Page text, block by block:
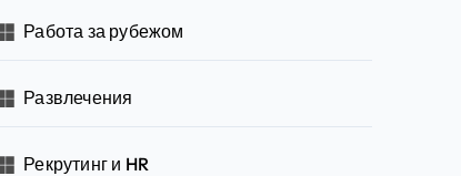
Работа за рубежом
Развлечения
Рекрутинг и HR